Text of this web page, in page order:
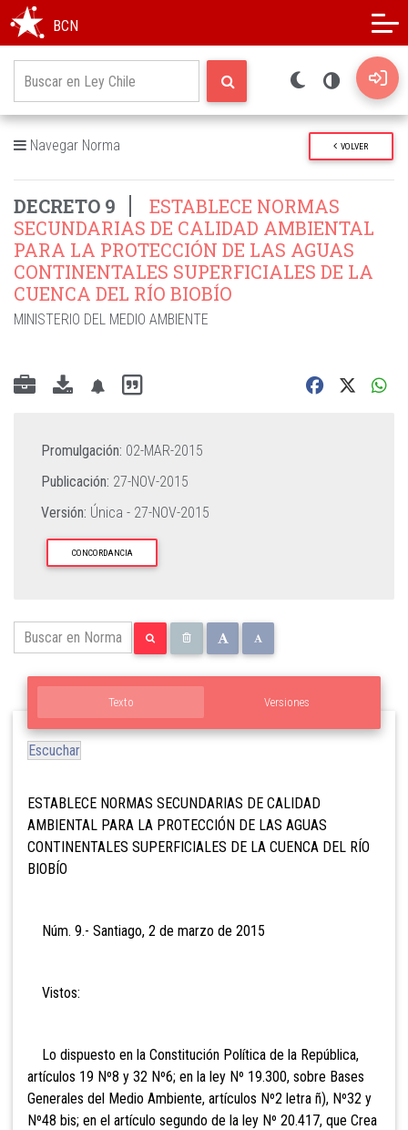
BCN
Navegar Norma VOLVER
DECRETO 9
ESTABLECE NORMAS
SECUNDARIAS DE CALIDAD AMBIENTAL
PARA LA PROTECCIÓN DE LAS AGUAS
CONTINENTALES SUPERFICIALES DE LA
CUENCA DEL RÍO BIOBÍO
MINISTERIO DEL MEDIO AMBIENTE
Promulgación: 02-MAR-2015
Publicación: 27-NOV-2015
Versión: Única - 27-NOV-2015
CONCORDANCIA
Texto Versiones
Escuchar
ESTABLECE NORMAS SECUNDARIAS DE CALIDAD
AMBIENTAL PARA LA PROTECCIÓN DE LAS AGUAS
CONTINENTALES SUPERFICIALES DE LA CUENCA DEL RÍO
BIOBÍO
Núm. 9.- Santiago, 2 de marzo de 2015
Vistos:
Lo dispuesto en la Constitución Política de la República,
artículos 19 Nº8 y 32 Nº6; en la ley Nº 19.300, sobre Bases
Generales del Medio Ambiente, artículos Nº2 letra ñ), Nº32 y
Nº48 bis; en el artículo segundo de la ley Nº 20.417, que Crea